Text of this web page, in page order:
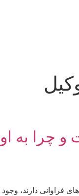
چرا به او
فراوانی دارند، وجود